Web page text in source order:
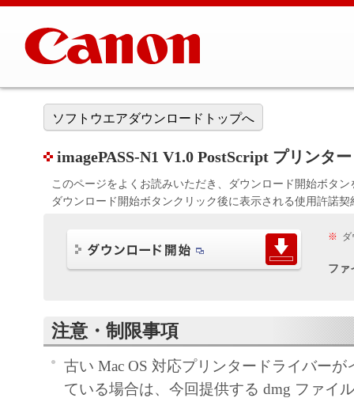
ソフトウエアダウンロードトップへ
imagePASS-N1 V1.0 PostScript プリンタ
このページをよくお読みいただき、ダウンロード開始ボタ
ダウンロード開始ボタンクリック後に表示される使用許諾
※ ダ
ファ
注意・制限事項
古い Mac OS 対応プリンタードライバーが
ている場合は、今回提供する dmg ファイ